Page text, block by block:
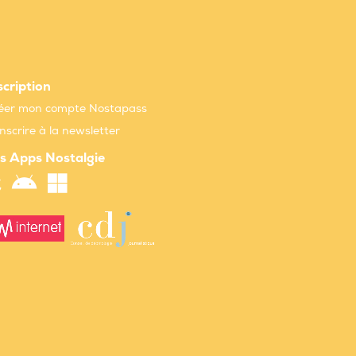
mon compte Nostapass
à la newsletter
Apps Nostalgie